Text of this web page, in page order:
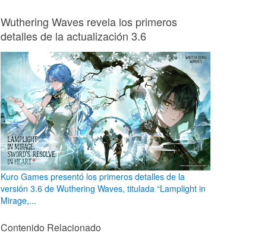
Wuthering Waves revela los primeros
detalles de la actualización 3.6
Kuro Games presentó los primeros detalles de la
versión 3.6 de Wuthering Waves, titulada “Lamplight in
Mirage,...
Contenido Relacionado